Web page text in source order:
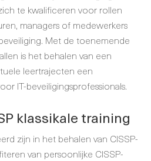
te kwalificeren voor rollen
managers of medewerkers
Met de toenemende
is het behalen van een
leertrajecten een
IT-beveiligingsprofessionals.
klassikale training
zijn in het behalen van CISSP-
van persoonlijke CISSP-